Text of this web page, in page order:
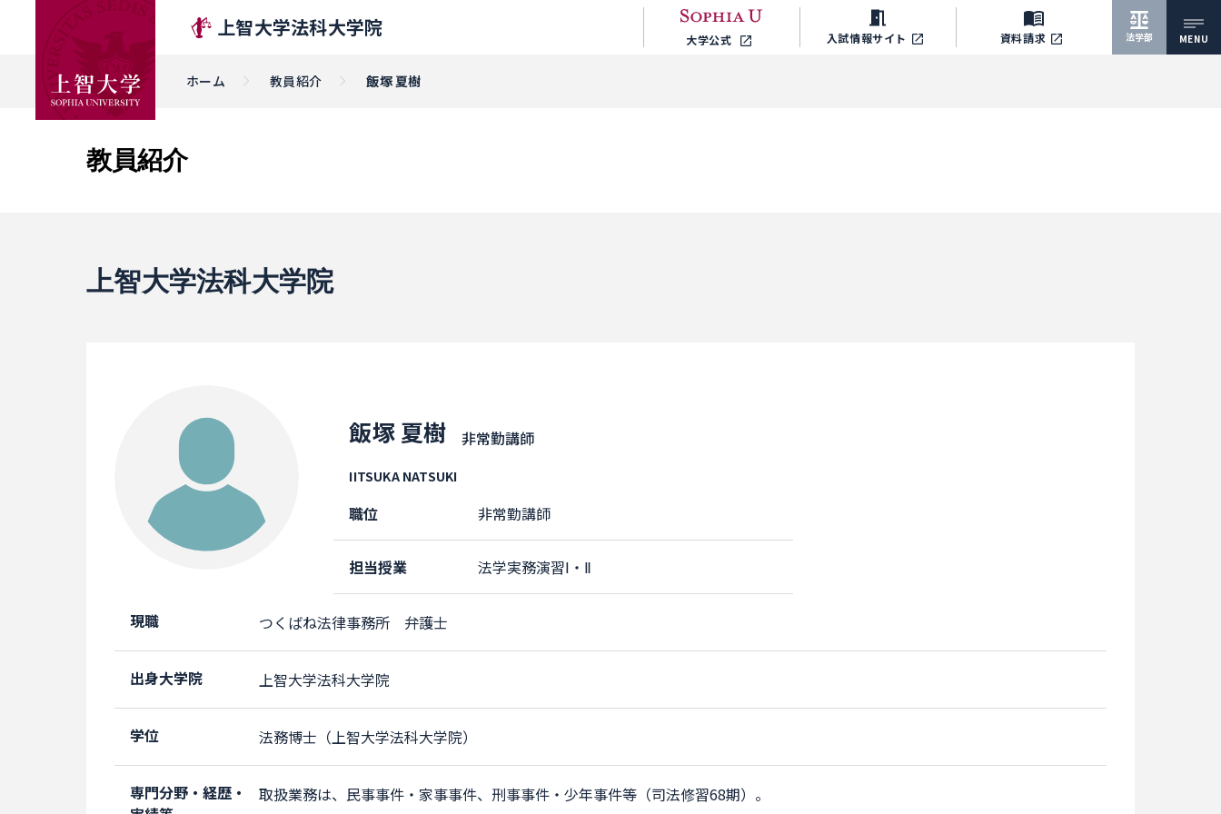
上智大学法科大学院 大学公式 入試情報サイト 資料請求 法学部 MENU
ホーム 教員紹介 飯塚 夏樹
教員紹介
上智大学法科大学院
飯塚 夏樹 非常勤講師
IITSUKA NATSUKI
職位 非常勤講師
担当授業 法学実務演習Ⅰ・Ⅱ
現職 つくばね法律事務所 弁護士
出身大学院 上智大学法科大学院
学位 法務博士（上智大学法科大学院）
専門分野・経歴・
取扱業務は、民事事件・家事事件、刑事事件・少年事件等（司法修習68期）。